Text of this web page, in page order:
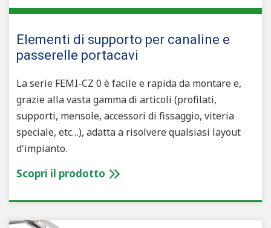
Elementi di supporto per canaline e
passerelle portacavi
La serie FEMI-CZ 0 è facile e rapida da montare e,
grazie alla vasta gamma di articoli (profilati,
supporti, mensole, accessori di fissaggio, viteria
speciale, etc…), adatta a risolvere qualsiasi layout
d'impianto.
Scopri il prodotto